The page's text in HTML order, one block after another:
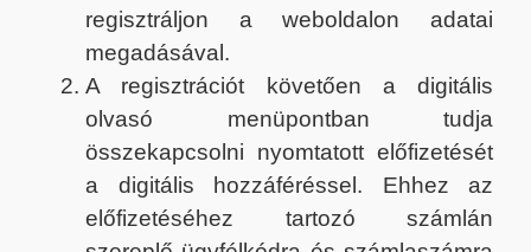
regisztráljon a weboldalon adatai
megadásával.
A regisztrációt követően a digitális
olvasó menüpontban tudja
összekapcsolni nyomtatott előfizetését
a digitális hozzáféréssel. Ehhez az
előfizetéséhez tartozó számlán